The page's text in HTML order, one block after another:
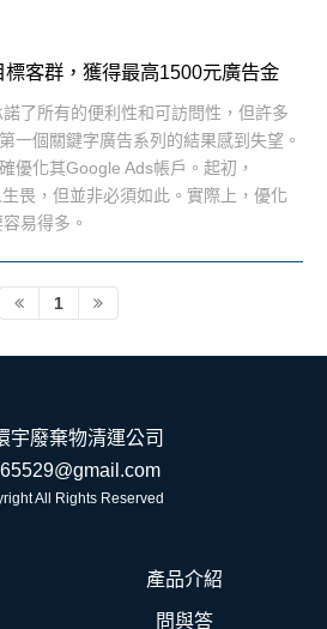
客群，獲得最高1500元廣告金
了所有的便利性和可訪問性，但許多
一個關鍵字廣告系列的結果感到失望。
優化其Google Ads帳戶。起初，
畏，但並非必須如此。實際上，優化
易得多。
1
宇廢棄物清運公司
All Rights Reserved
產品介紹
問與答